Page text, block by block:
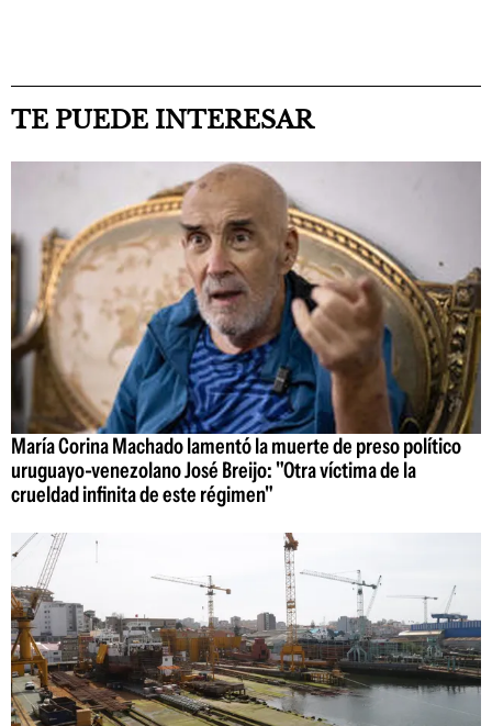
TE PUEDE INTERESAR
María Corina Machado lamentó la muerte de preso político
uruguayo-venezolano José Breijo: "Otra víctima de la
crueldad infinita de este régimen"